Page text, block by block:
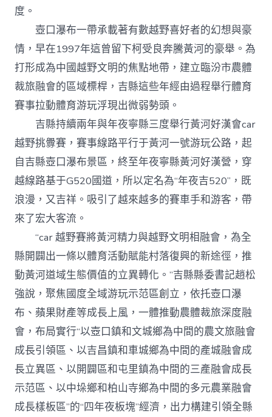
度。
壺口瀑布一帶承載著有數越野喜好者的幻想與豪
情，早在1997年這曾留下柯受良奔騰黃河的豪舉。為
打形成為中國越野文明的焦點地帶，建立臨汾市農體
裁旅融會的區域標桿，吉縣這些年經由過程舉行體育
賽事拉動體育游玩浮現出微弱勢頭。
吉縣持續兩年與年夜寧縣三度舉行黃河好漢會car
越野挑釁賽，賽事線路平行于黃河一號游玩公路，起
自吉縣壺口瀑布景區，終至年夜寧縣黃河好漢營，穿
越線路基于G520國道，所以定名為“年夜吉520”，既
浪漫，又吉祥。吸引了越來越多的賽車手和游客，帶
來了宏大客流。
“car 越野賽將黃河精力與越野文明相融會，為全
縣開闢出一條以體育活動賦能村落復興的新途徑，推
動黃河道域生態價值的立異轉化。”吉縣縣委書記趙松
強說，聚焦國度全域游玩示范區創立，依托壺口瀑
布、蘋果財產等成長上風，一體推動農體裁旅深度融
會，布局實行“以壺口鎮和文城鄉為中間的農文旅融會
成長引領區、以吉昌鎮和車城鄉為中間的產城融會成
長立異區、以開闢區和屯里鎮為中間的三產融會成長
示范區、以中垛鄉和柏山寺鄉為中間的多元農業融會
成長樣板區”的“四年夜板塊”經濟，出力構建引領全縣